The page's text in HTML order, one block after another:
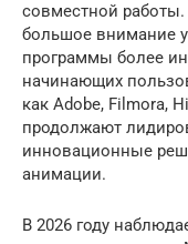
совместной
большое внимание
программы более
начинающих
как Adobe, Filmora,
продолжают
инновационные
анимации.
В 2026 году